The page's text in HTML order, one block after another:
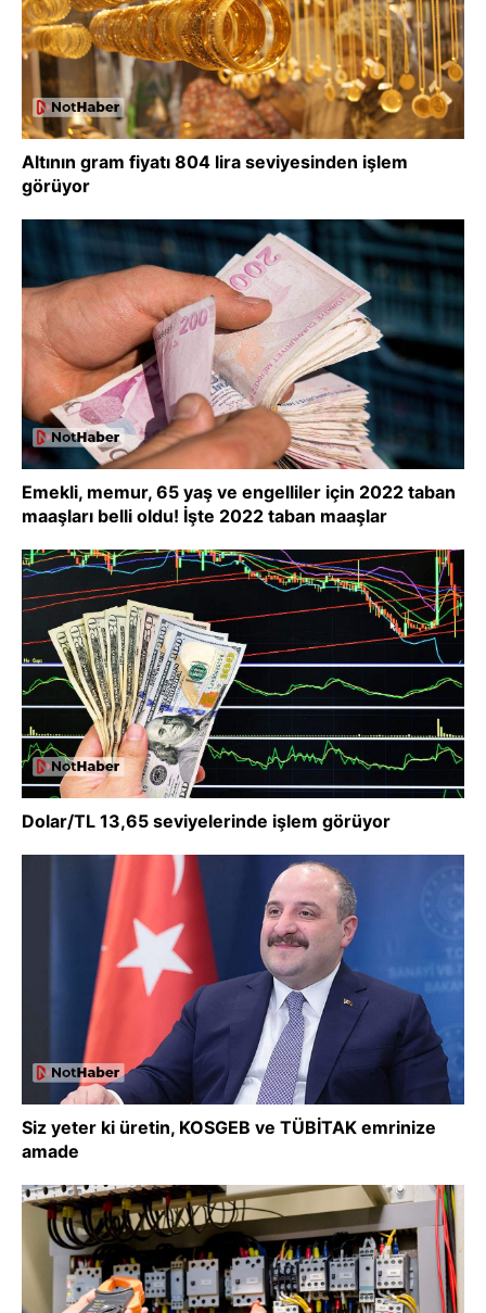
Altının gram fiyatı 804 lira seviyesinden işlem
görüyor
Emekli, memur, 65 yaş ve engelliler için 2022 taban
maaşları belli oldu! İşte 2022 taban maaşlar
Dolar/TL 13,65 seviyelerinde işlem görüyor
Siz yeter ki üretin, KOSGEB ve TÜBİTAK emrinize
amade